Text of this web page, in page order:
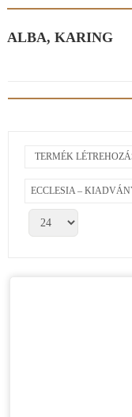
ALBA, KARING
TERMÉK
ECCLESIA –